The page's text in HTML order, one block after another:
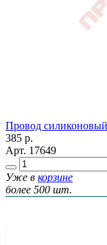
Провод
385 р.
Арт. 17649
Уже в корзине
более 500 шт.